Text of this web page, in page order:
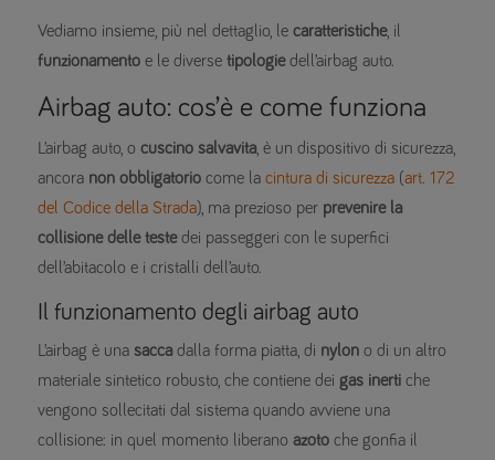
Vediamo insieme, più nel dettaglio, le caratteristiche, il
funzionamento e le diverse tipologiedell’airbag auto.
Airbag auto: cos’è e come funziona
L’airbag auto, o cuscino salvavita, è un dispositivo di sicurezza,
ancora non obbligatorio come la cintura di sicurezza (art. 172
del Codice della Strada), ma prezioso per prevenire la
collisione delle testedei passeggeri con le superfici
dell’abitacolo e i cristalli dell’auto.
Il funzionamento degli airbag auto
L’airbag è una sacca dalla forma piatta, di nylon o di un altro
materiale sintetico robusto, che contiene dei gas inerti che
vengono sollecitati dal sistema quando avviene una
collisione: in quel momento liberano azoto che gonfia il